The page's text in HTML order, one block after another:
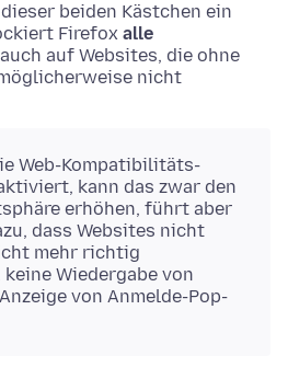
beiden Kästchen ein
Firefox alle
auf Websites, die ohne
nicht
Web-Kompatibilitäts-
kann das zwar den
erhöhen, führt aber
dass Websites nicht
mehr richtig
Wiedergabe von
von Anmelde-Pop-